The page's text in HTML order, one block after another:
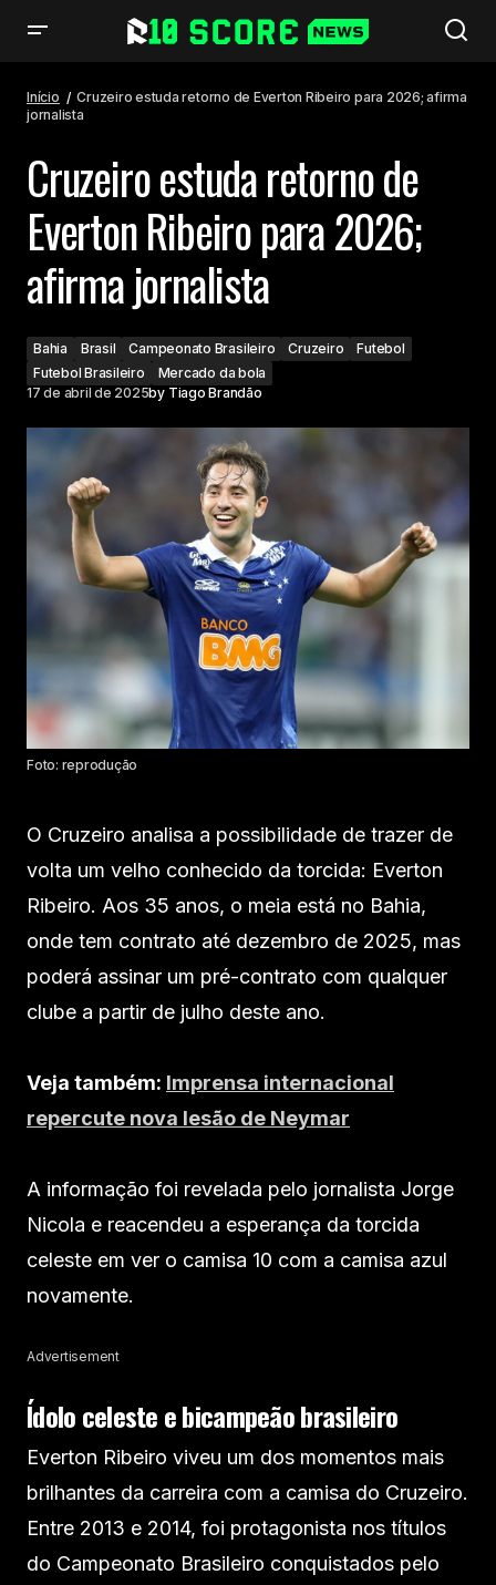
Início
Cruzeiro estuda retorno de Everton Ribeiro para 2026; afirma
jornalista
Cruzeiro estuda retorno de
Everton Ribeiro para 2026;
afirma jornalista
Bahia Brasil Campeonato Brasileiro Cruzeiro
Futebol
Futebol Brasileiro
Mercado da bola
17 de abril de 2025by Tiago Brandão
Foto: reprodução
O Cruzeiro analisa a possibilidade de trazer de
volta um velho conhecido da torcida: Everton
Ribeiro. Aos 35 anos, o meia está no Bahia,
onde tem contrato até dezembro de 2025, mas
poderá assinar um pré-contrato com qualquer
clube a partir de julho deste ano.
Veja também: Imprensa internacional
repercute nova lesão de Neymar
A informação foi revelada pelo jornalista Jorge
Nicola e reacendeu a esperança da torcida
celeste em ver o camisa 10 com a camisa azul
novamente.
Advertisement
Ídolo celeste e bicampeão brasileiro
Everton Ribeiro viveu um dos momentos mais
brilhantes da carreira com a camisa do Cruzeiro.
Entre 2013 e 2014, foi protagonista nos títulos
do Campeonato Brasileiro conquistados pelo